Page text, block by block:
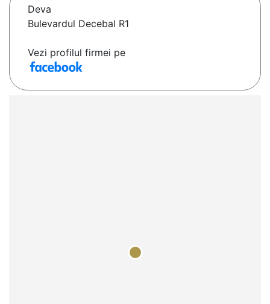
Deva
Bulevardul Decebal R1
Vezi profilul firmei pe